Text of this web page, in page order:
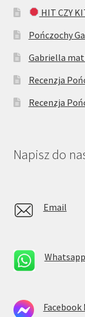
HIT CZY
Pończochy
Gabriella
Recenzja
Recenzja
Napisz do
Email
Whatsapp
Facebook